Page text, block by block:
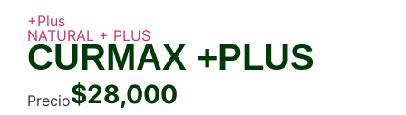
+Plus
NATURAL + PLUS
CURMAX +PLUS
Precio$28,000